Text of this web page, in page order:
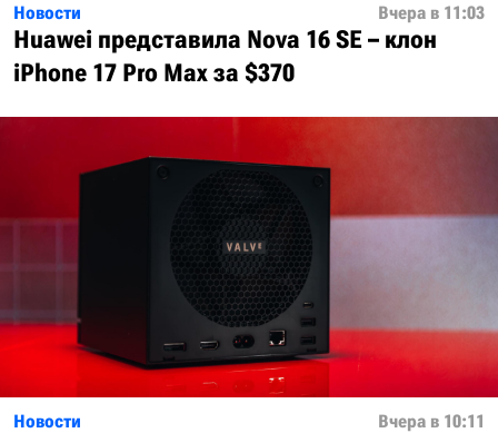
Новости Вчера в 11:03
Huawei представила Nova 16 SE – клон
iPhone 17 Pro Max за $370
Новости Вчера в 10:11